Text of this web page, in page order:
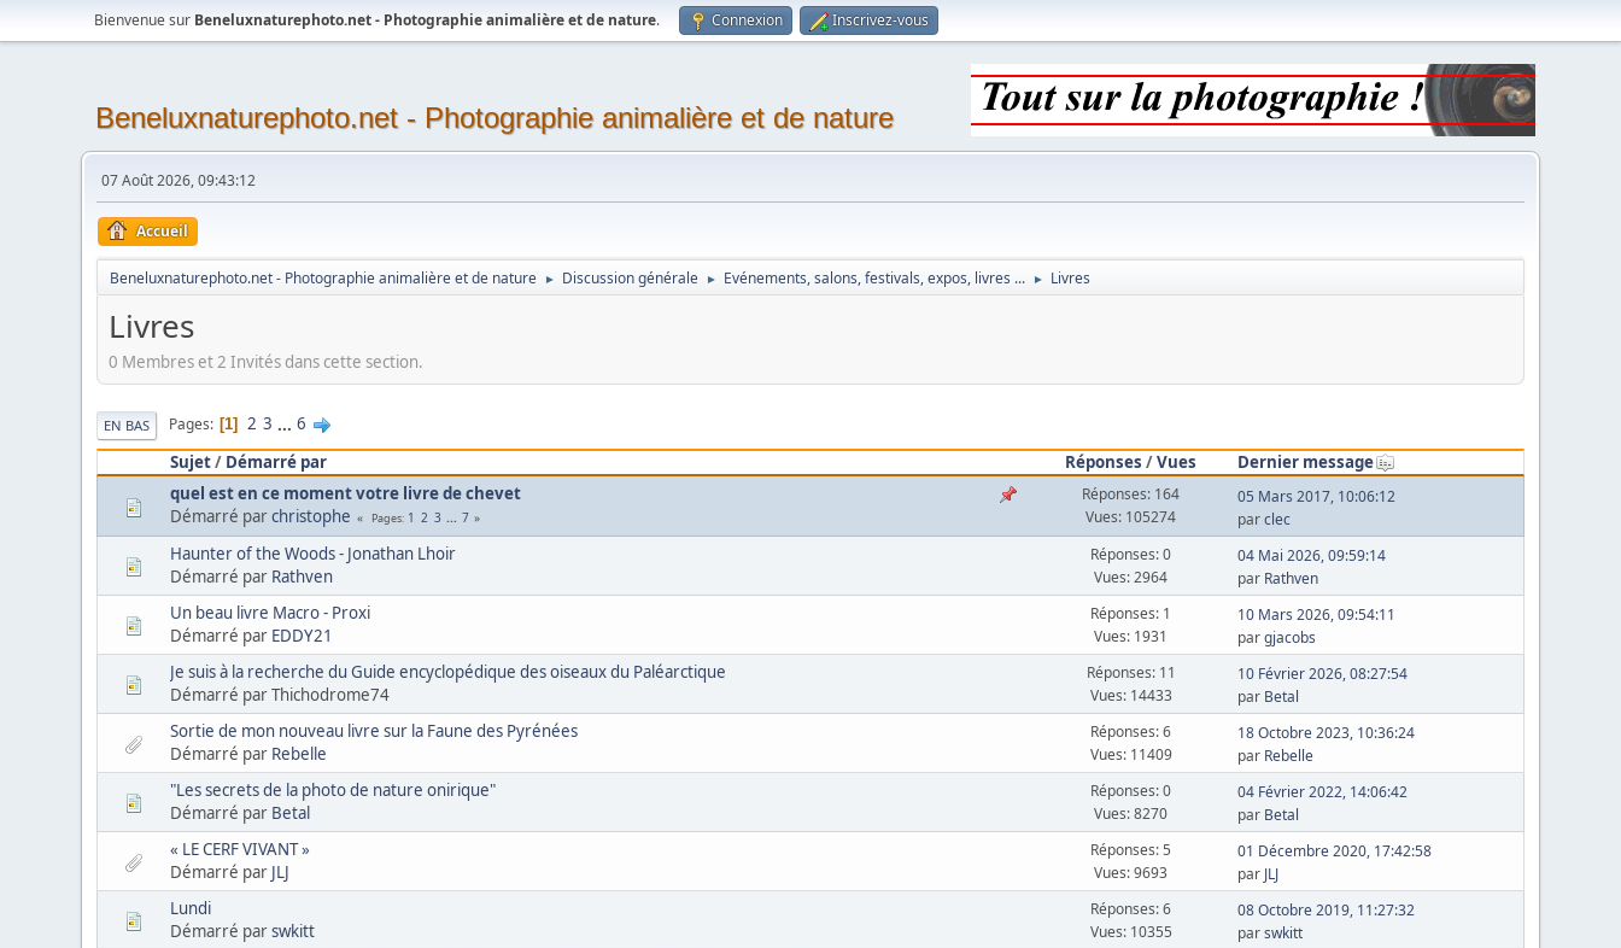
Bienvenue sur Beneluxnaturephoto.net - Photographie animalière et de nature. Connexion Inscrivez-vous
Beneluxnaturephoto.net - Photographie animalière et de nature
07 Août 2026, 09:43:12
Accueil
Beneluxnaturephoto.net - Photographie animalière et de nature ► Discussion générale ► Evénements, salons, festivals, expos, livres ... ► Livres
Livres
0 Membres et 2 Invités dans cette section.
EN BAS Pages 1 2 3 ... 6
Sujet/ Démarré par Réponses /Vues
Dernier message
quel est en ce moment votre livre de chevet
Démarré parchristophe Pages 1 2 3 ... 7
Réponses: 164
Vues: 105274
05 Mars 2017, 10:06:12
parclec
Haunter of the Woods - Jonathan Lhoir
Démarré par Rathven
Réponses: 0
Vues: 2964
04 Mai 2026, 09:59:14
par Rathven
Un beau livre Macro - Proxi
Démarré par EDDY21
Réponses: 1
Vues: 1931
10 Mars 2026, 09:54:11
pargjacobs
Je suis à la recherche du Guide encyclopédique des oiseaux du Paléarctique
Démarré par Thichodrome74
Réponses: 11
Vues: 14433
10 Février 2026, 08:27:54
par Betal
Sortie de mon nouveau livre sur la Faune des Pyrénées
Démarré par Rebelle
Réponses: 6
Vues: 11409
18 Octobre 2023, 10:36:24
par Rebelle
"Les secrets de la photo de nature onirique"
Démarré par Betal
Réponses: 0
Vues: 8270
04 Février 2022, 14:06:42
par Betal
« LE CERF VIVANT »
Démarré par JLJ
Réponses: 5
Vues: 9693
01 Décembre 2020, 17:42:58
par JLJ
Lundi
Démarré parswkitt
Réponses: 6
Vues: 10355
08 Octobre 2019, 11:27:32
parswkitt